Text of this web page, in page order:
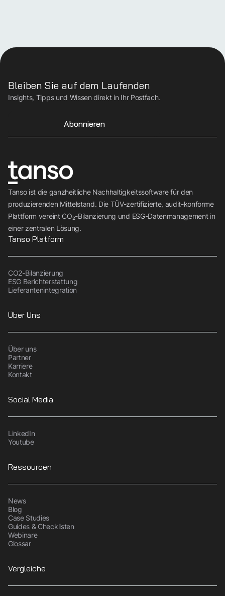
Tanso ist die ganzheitliche Nachhaltigkeitssoftware für den
produzierenden Mittelstand. Die TÜV-zertifizierte, audit-konforme
Plattform vereint CO₂-Bilanzierung und ESG-Datenmanagement in
einer zentralen Lösung.
Bleiben Sie auf dem Laufenden
Insights, Tipps und Wissen direkt in Ihr Postfach.
Abonnieren
Tanso Platform
CO2-Bilanzierung
ESG Berichterstattung
Lieferantenintegration
Über Uns
Über uns
Partner
Karriere
Kontakt
Social Media
LinkedIn
Youtube
Ressourcen
News
Blog
Case Studies
Guides & Checklisten
Webinare
Glossar
Vergleiche